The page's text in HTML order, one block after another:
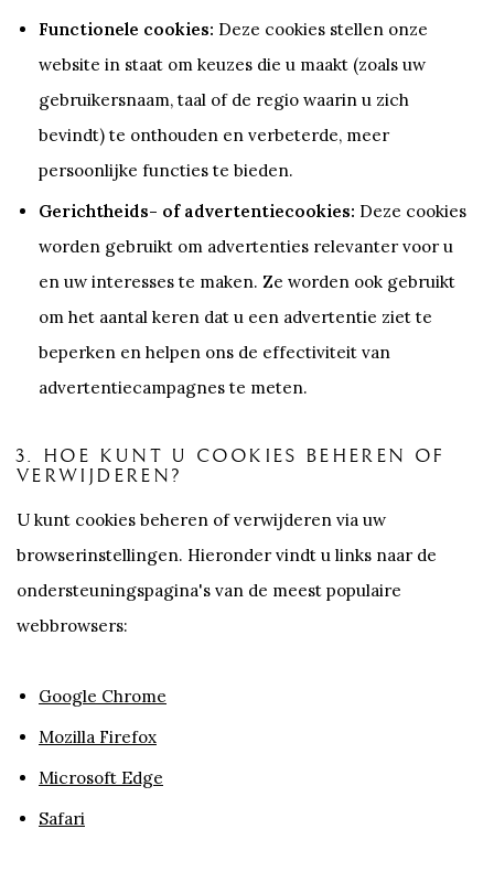
Functionele cookies: Deze cookies stellen onze
website in staat om keuzes die u maakt (zoals uw
gebruikersnaam, taal of de regio waarin u zich
bevindt) te onthouden en verbeterde, meer
persoonlijke functies te bieden.
Gerichtheids- of advertentiecookies: Deze cookies
worden gebruikt om advertenties relevanter voor u
en uw interesses te maken. Ze worden ook gebruikt
om het aantal keren dat u een advertentie ziet te
beperken en helpen ons de effectiviteit van
advertentiecampagnes te meten.
3. HOE KUNT U COOKIES BEHEREN OF
VERWIJDEREN?
U kunt cookies beheren of verwijderen via uw
browserinstellingen. Hieronder vindt u links naar de
ondersteuningspagina's van de meest populaire
webbrowsers:
Google Chrome
Mozilla Firefox
Microsoft Edge
Safari